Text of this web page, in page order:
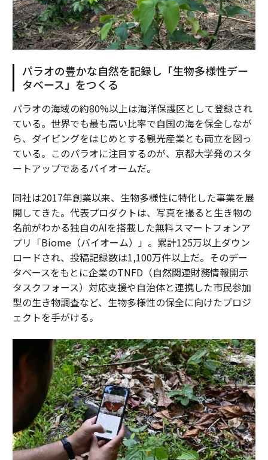
パラオの豊かな自然を記録し「生物多様性デー
タベース」をつくる
パラオの海域の約80%以上は海洋保護区として登録され
ている。世界でも最も高い比率で自国の海を保全しなが
ら、ダイビングをはじめとする観光産業とも両立を図っ
ている。このパラオに注目するのが、京都大学発のスタ
ートアップであるバイオームだ。
同社は2017年創業以来、生物多様性に特化した事業を展
開してきた。代表プロダクトは、写真を撮ると生き物の
名前がわかる独自のAIを搭載した無料スマートフォンア
プリ「Biome（バイオーム）」。累計125万以上ダウン
ロードされ、投稿記録数は1,100万件以上だ。そのデー
タベースをもとに企業のTNFD（自然関連財務情報開示
タスクフォース）対応支援や自治体と連携した市民参加
型の生き物調査など、生物多様性の保全に向けたプロジ
ェクトを手がける。